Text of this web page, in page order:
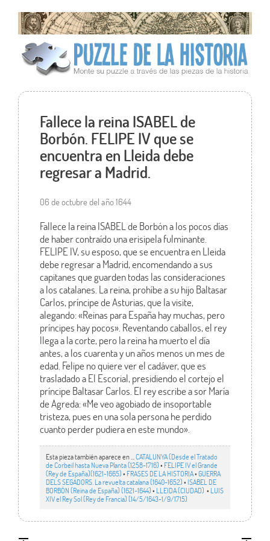
Fallece la reina ISABEL de
Borbón. FELIPE IV que se
encuentra en Lleida debe
regresar a Madrid.
06 de octubre del año 1644
Fallece la reina ISABEL de Borbón a los pocos días
de haber contraído una erisipela fulminante.
FELIPE IV, su esposo, que se encuentra en Lleida
debe regresar a Madrid, encomendando a sus
capitanes que guarden todas las consideraciones
a los catalanes. La reina, prohíbe a su hijo Baltasar
Carlos, príncipe de Asturias, que la visite,
alegando: «Reinas para España hay muchas, pero
príncipes hay pocos». Reventando caballos, el rey
llega a la corte, pero la reina ha muerto el día
antes, a los cuarenta y un años menos un mes de
edad. Felipe no quiere ver el cadáver, que es
trasladado a El Escorial, presidiendo el cortejo el
príncipe Baltasar Carlos. El rey escribe a sor María
de Agreda: «Me veo agobiado de insoportable
tristeza, pues en una sola persona he perdido
cuanto perder pudiera en este mundo».
Esta pieza también aparece en ... CATALUNYA (Desde el Tratado
de Corbeil hasta Nueva Planta (1258-1716)• FELIPE IV el Grande
(Rey de España)(1621-1665)• FRASES DE LA HISTORIA•GUERRA
DELS SEGADORS. La revuelta catalana (1640-1652)• ISABEL DE
BORBÓN (Reina de España) (1621-1644)• LLEIDA (CIUDAD) • LUIS
XIV el Rey Sol (Rey de Francia) (14/5/1643-1/9/1715)